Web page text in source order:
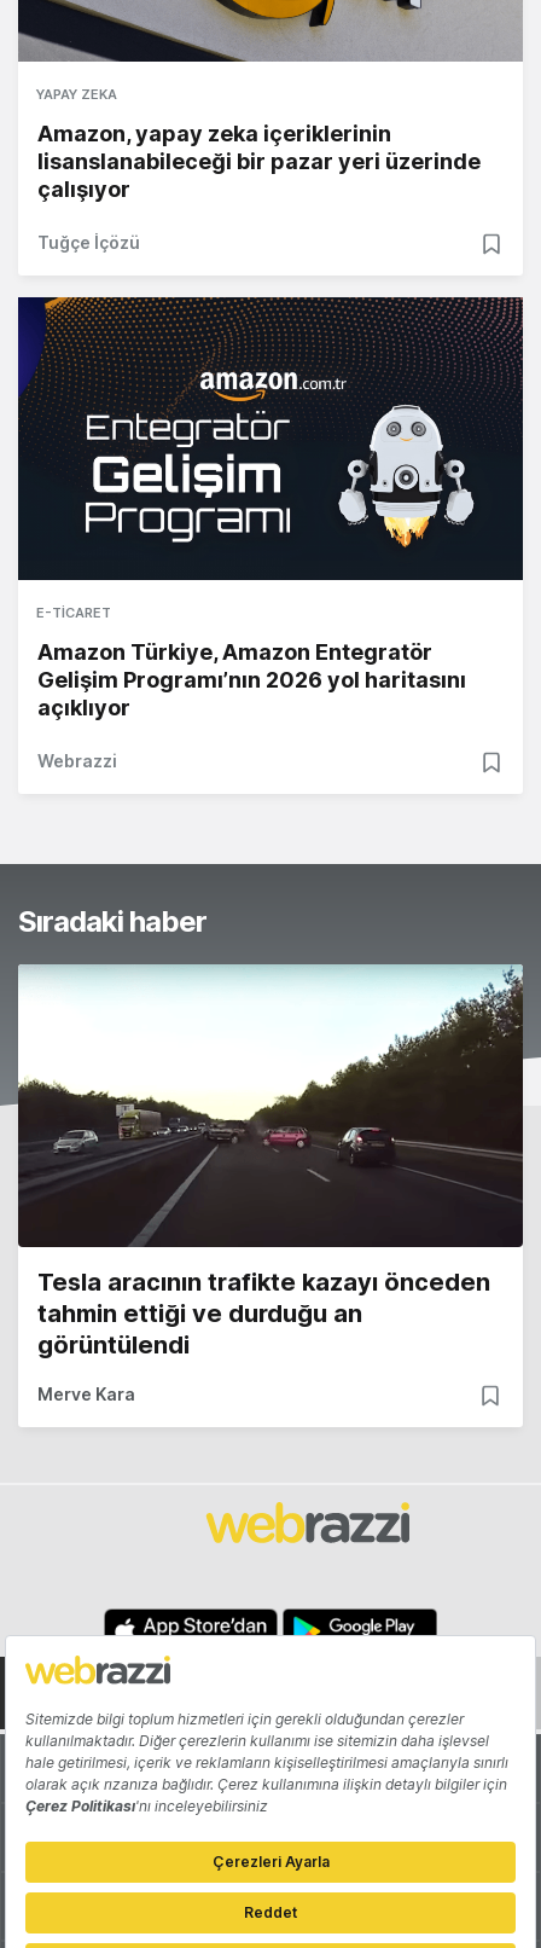
YAPAY ZEKA
Amazon, yapay zeka içeriklerinin
lisanslanabileceği bir pazar yeri üzerinde
çalışıyor
Tuğçe İçözü
E-TICARET
Amazon Türkiye, Amazon Entegratör
Gelişim Programı’nın 2026 yol haritasını
açıklıyor
Webrazzi
Sıradaki haber
Tesla aracının trafikte kazayı önceden
tahmin ettiği ve durduğu an
görüntülendi
Merve Kara
Hakkında Yazarlar
Katkıda Bulun Reklam